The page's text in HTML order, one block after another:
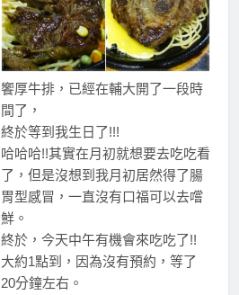
饗厚牛排，已經在輔大開了一段時
間了，
終於等到我生日了!!!
哈哈哈!!其實在月初就想要去吃吃看
了，但是沒想到我月初居然得了腸
胃型感冒，一直沒有口福可以去嚐
鮮。
終於，今天中午有機會來吃吃了!!
大約1點到，因為沒有預約，等了
20分鐘左右。